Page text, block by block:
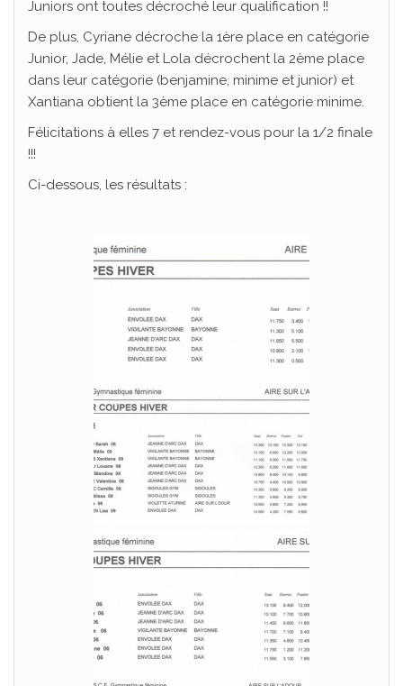
Juniors ont toutes décroché leur qualification !!
De plus, Cyriane décroche la 1ère place en catégorie
Junior, Jade, Mélie et Lola décrochent la 2ème place
dans leur catégorie (benjamine, minime et junior) et
Xantiana obtient la 3ème place en catégorie minime.
Félicitations à elles 7 et rendez-vous pour la 1/2 finale
!!!
Ci-dessous, les résultats :